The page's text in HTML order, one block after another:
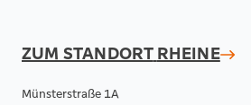
ZUM STANDORT RHEINE
Münsterstraße 1A